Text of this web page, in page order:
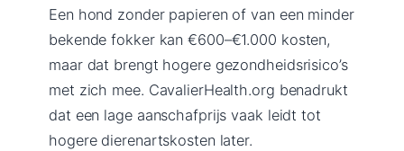
Een hond zonder papieren of van een minder
bekende fokker kan €600–€1.000 kosten,
maar dat brengt hogere gezondheidsrisico’s
met zich mee. CavalierHealth.org benadrukt
dat een lage aanschafprijs vaak leidt tot
hogere dierenartskosten later.